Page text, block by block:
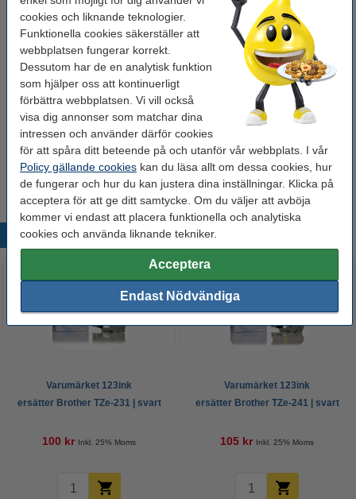
cookies och liknande teknologier.
Funktionella cookies säkerställer att
webbplatsen fungerar korrekt.
Dessutom har de en analytisk funktion
som hjälper oss att kontinuerligt
förbättra webbplatsen. Vi vill också
visa dig annonser som matchar dina
intressen och använder därför cookies
för att spåra ditt beteende på och utanför vår webbplats. I vår
Policy gällande cookies kan du läsa allt om dessa cookies, hur
de fungerar och hur du kan justera dina inställningar. Klicka på
acceptera för att ge ditt samtycke. Om du väljer att avböja
kommer vi endast att placera funktionella och analytiska
cookies och använda liknande tekniker.
Acceptera
Endast Nödvändiga
Köp5stför endast
500 kr
Tips: Beställ multipack!
Varumärket 123ink ersätter Brother TZe-
241+TZe-641+TZe-141 | svart text -
vit/transparent/gul märkband | 18mm x 8m | 3st
250 kr
Vi råder er att beställa denna produkt istället för originalprodukten!
Populära produkter
Varumärket 123ink
ersätter Brother TZe-231 | svart
100 kr Inkl. 25% Moms
Varumärket 123ink
ersätter Brother TZe-241 | svart
105 kr Inkl. 25% Moms